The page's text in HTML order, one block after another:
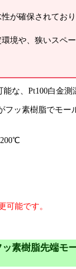
が確保されてお
境や、狭いスペ
な、Pt100白金測
フッ素樹脂でモー
可能です。
ッ素樹脂先端モ